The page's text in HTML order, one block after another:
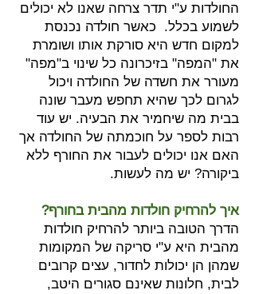
החולדות ע"י תדר צרחה שאנו לא יכולים
לשמוע בכלל. כאשר חולדה נכנסת
למקום חדש היא סורקת אותו ושומרת
את "המפה" בזיכרונה כל שינוי ב"מפה"
מעורר את חשדה של החולדה ויכול
לגרום לכך שהיא תחפש מעבר שונה
בבית מה שיחמיר את הבעיה. יש עוד
רבות לספר על חוכמתה של החולדה אך
האם אנו יכולים לעבור את החורף ללא
ביקורה? יש מה לעשות.
איך להרחיק חולדות מהבית בחורף?
הדרך הטובה ביותר להרחיק חולדות
מהבית היא ע"י סריקה של המקומות
שמהן הן יכולות לחדור, עצים קרובים
לבית, חלונות שאינם סגורים היטב,